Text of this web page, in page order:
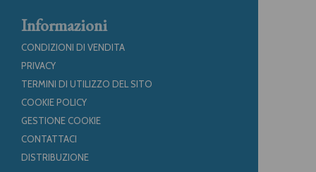
Informazioni
CONDIZIONI DI VENDITA
PRIVACY
TERMINI DI UTILIZZO DEL SITO
COOKIE POLICY
GESTIONE COOKIE
CONTATTACI
DISTRIBUZIONE